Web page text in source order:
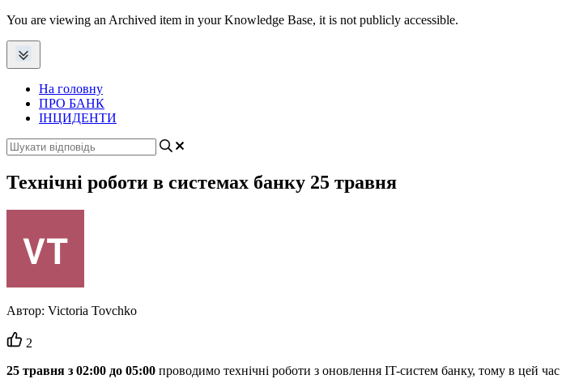
You are viewing an Archived item in your Knowledge Base, it is not publicly accessible.
На головну
ПРО БАНК
ІНЦИДЕНТИ
Технічні роботи в системах банку 25 травня
Автор: Victoria Tovchko
Кількість
вподобайок:
2
25 травня з 02:00 до 05:00 проводимо технічні роботи з оновлення IT-систем банку, тому в цей час